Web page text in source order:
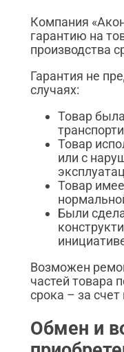
Компания
гарантию на
производства
Гарантия не
случаях:
Товар
Товар
или с
Товар
Были
Возможен
частей товара
срока – за счет
Обмен и